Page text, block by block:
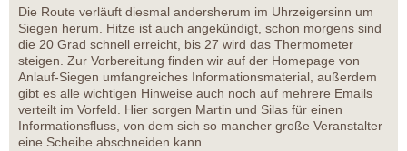
Die Route verläuft diesmal andersherum im Uhrzeigersinn um
Siegen herum. Hitze ist auch angekündigt, schon morgens sind
die 20 Grad schnell erreicht, bis 27 wird das Thermometer
steigen. Zur Vorbereitung finden wir auf der Homepage von
Anlauf-Siegen umfangreiches Informationsmaterial, außerdem
gibt es alle wichtigen Hinweise auch noch auf mehrere Emails
verteilt im Vorfeld. Hier sorgen Martin und Silas für einen
Informationsfluss, von dem sich so mancher große Veranstalter
eine Scheibe abschneiden kann.